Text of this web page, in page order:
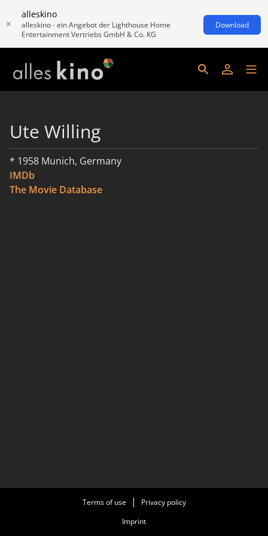
alleskino
alleskino - ein Angebot der Lighthouse Home
Entertainment Vertriebs GmbH & Co. KG
Download
Ute Willing
* 1958 Munich, Germany
IMDb
The Movie Database
Terms of use
Privacy policy
Imprint